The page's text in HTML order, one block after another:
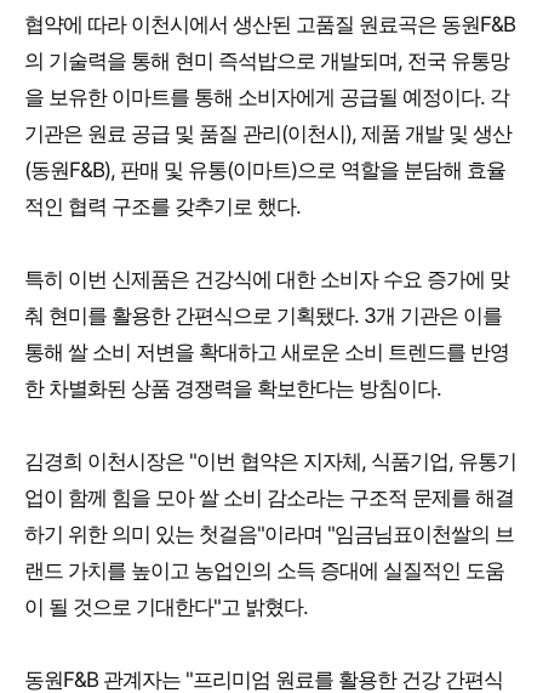
협약에 따라 이천시에서 생산된 고품질 원료곡은 동원F&B
의 기술력을 통해 현미 즉석밥으로 개발되며, 전국 유통망
을 보유한 이마트를 통해 소비자에게 공급될 예정이다. 각
기관은 원료 공급 및 품질 관리(이천시), 제품 개발 및 생산
(동원F&B), 판매 및 유통(이마트)으로 역할을 분담해 효율
적인 협력 구조를 갖추기로 했다.
특히 이번 신제품은 건강식에 대한 소비자 수요 증가에 맞
춰 현미를 활용한 간편식으로 기획됐다. 3개 기관은 이를
통해 쌀 소비 저변을 확대하고 새로운 소비 트렌드를 반영
한 차별화된 상품 경쟁력을 확보한다는 방침이다.
김경희 이천시장은 "이번 협약은 지자체, 식품기업, 유통기
업이 함께 힘을 모아 쌀 소비 감소라는 구조적 문제를 해결
하기 위한 의미 있는 첫걸음"이라며 "임금님표이천쌀의 브
랜드 가치를 높이고 농업인의 소득 증대에 실질적인 도움
이 될 것으로 기대한다"고 밝혔다.
동원F&B 관계자는 "프리미엄 원료를 활용한 건강 간편식